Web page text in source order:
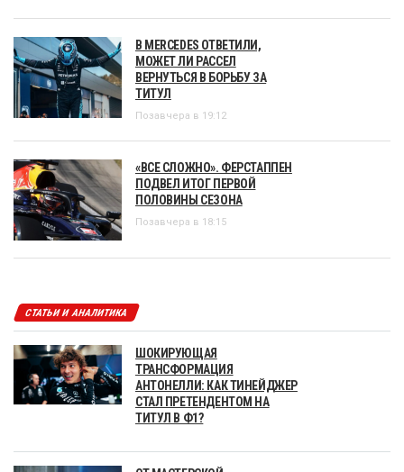
В MERCEDES ОТВЕТИЛИ,
МОЖЕТ ЛИ РАССЕЛ
ВЕРНУТЬСЯ В БОРЬБУ ЗА
ТИТУЛ
Позавчера в 19:12
«ВСЕ СЛОЖНО». ФЕРСТАППЕН
ПОДВЕЛ ИТОГ ПЕРВОЙ
ПОЛОВИНЫ СЕЗОНА
Позавчера в 18:15
СТАТЬИ И АНАЛИТИКА
ШОКИРУЮЩАЯ
ТРАНСФОРМАЦИЯ
АНТОНЕЛЛИ: КАК ТИНЕЙДЖЕР
СТАЛ ПРЕТЕНДЕНТОМ НА
ТИТУЛ В Ф1?